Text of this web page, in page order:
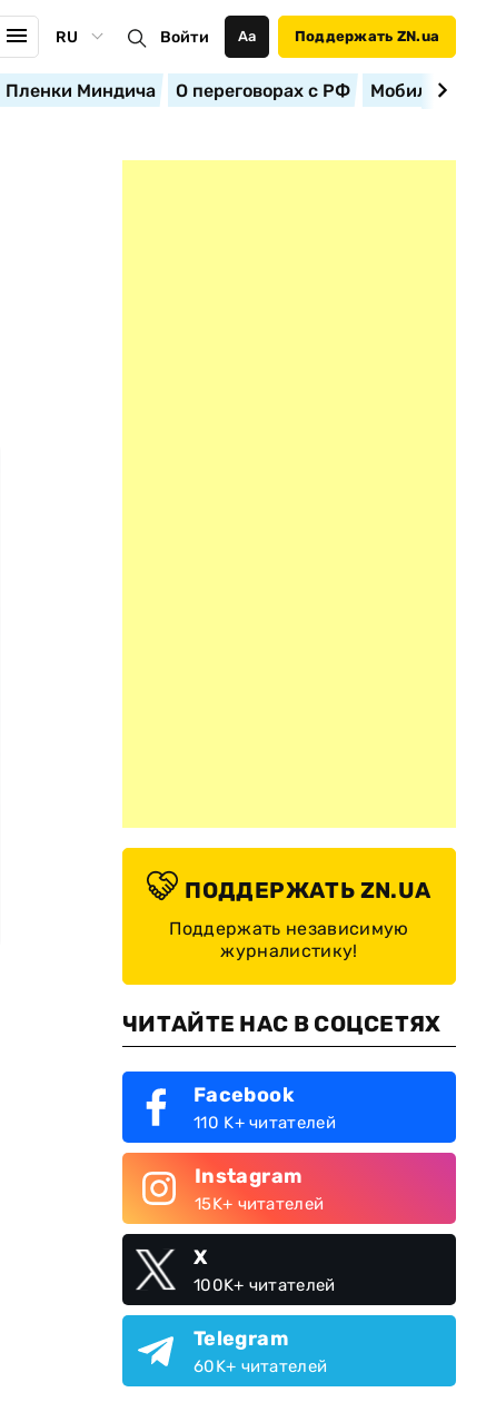
RU Войти Аа Поддержать ZN.ua
Пленки Миндича О переговорах с РФ
ПОДДЕРЖАТЬ ZN.UA
Поддержать независимую
журналистику!
ЧИТАЙТЕ НАС В СОЦСЕТЯХ
Facebook
110 K+ читателей
Instagram
15K+ читателей
X
100K+ читателей
Telegram
60K+ читателей